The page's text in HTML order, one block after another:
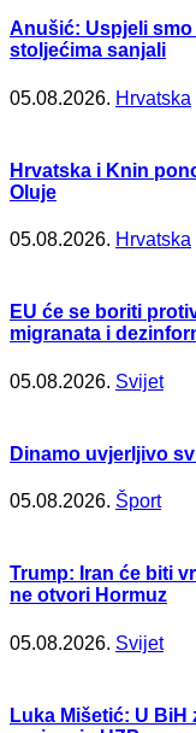
Anušić: Uspjeli
stoljećima sanjali
05.08.2026. Hrvatska
Hrvatska i Knin
Oluje
05.08.2026. Hrvatska
EU će se boriti
migranata i
05.08.2026. Svijet
Dinamo uvjerljivo
05.08.2026. Šport
Trump: Iran će biti
ne otvori Hormuz
05.08.2026. Svijet
Luka Mišetić: U